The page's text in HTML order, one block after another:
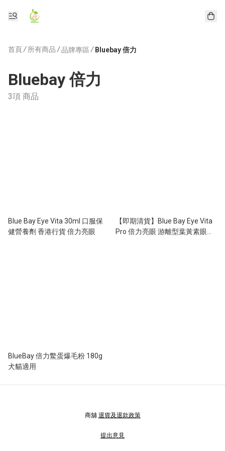
首頁/ 所有商品 /品牌專區 / Bluebay 倍力
Bluebay 倍力
3項 商品
Blue Bay Eye Vita 30ml 口服保
健營養劑 香港行貨 倍力亮眼
【即期清貨】Blue Bay Eye Vita
Pro 倍力亮眼 游離型葉黃素眼睛
BlueBay 倍力鱉蛋爆毛粉 180g
犬貓適用
商舖 退貨及退款政策
提出意見